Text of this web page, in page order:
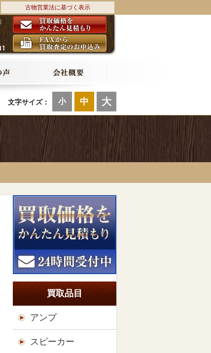
古物営業法に基づく表示
文字サイズ： 小 中 大
買取品目
アンプ
スピーカー